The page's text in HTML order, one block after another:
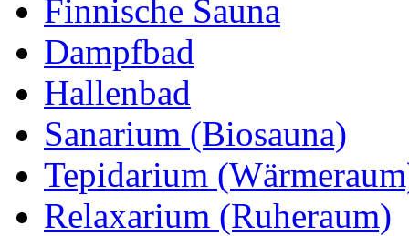
Finnische Sauna
Dampfbad
Hallenbad
Sanarium (Biosauna)
Tepidarium
Relaxarium (Ruheraum)